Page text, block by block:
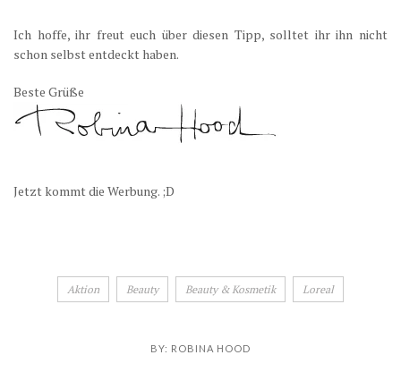
Ich hoffe, ihr freut euch über diesen Tipp, solltet ihr ihn nicht
schon selbst entdeckt haben.
Beste Grüße
Jetzt kommt die Werbung. ;D
Aktion Beauty Beauty & Kosmetik Loreal
BY: ROBINA HOOD